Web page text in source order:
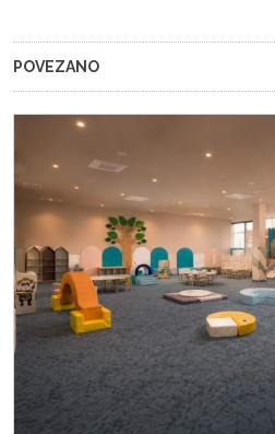
POVEZANO